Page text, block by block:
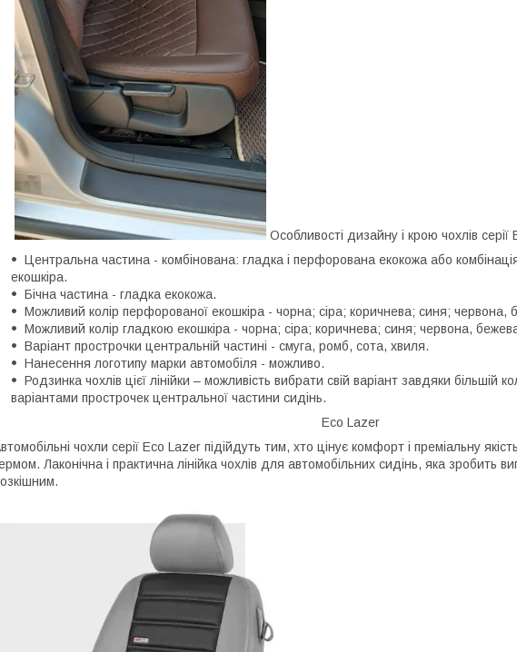
Особливості дизайну і крою чохлів
Центральна частина - комбінована: гладка і перфорована екокожа або
екошкіра.
Бічна частина - гладка екокожа.
Можливий колір перфорованої екошкіра - чорна; сіра; коричнева; синя; червона,
Можливий колір гладкою екошкіра - чорна; сіра; коричнева; синя; червона,
Варіант прострочки центральній частині - смуга, ромб, сота, хвиля.
Нанесення логотипу марки автомобіля - можливо.
Родзинка чохлів цієї лінійки – можливість вибрати свій варіант завдяки більшій
варіантами прострочек центральної частини сидінь.
Eco Lazer
чохли серії Eco Lazer підійдуть тим, хто цінує комфорт і преміальну
Лаконічна і практична лінійка чохлів для автомобільних сидінь, яка зробить